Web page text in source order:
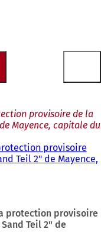
provisoire de la
Mayence, capitale du
provisoire
Teil 2" de Mayence,
protection provisoire
Teil 2" de